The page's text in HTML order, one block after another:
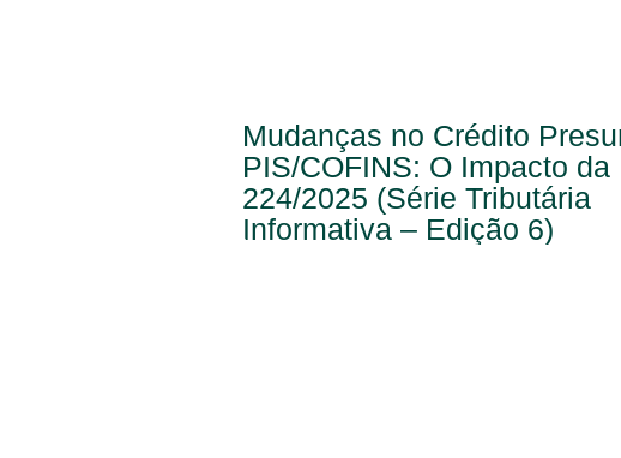
Mudanças no Crédito
PIS/COFINS: O Impacto da
224/2025 (Série Tributária
Informativa – Edição 6)